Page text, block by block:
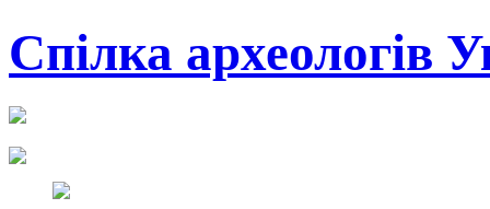
Cпілка археологів